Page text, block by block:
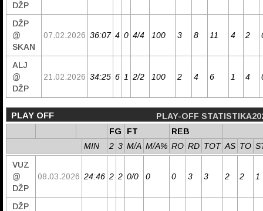
DŽP
DŽP
@
SKAN
07.02.2026 36:07 4 0 4/4 100 3 8 11 4 2
ALJ
@
DŽP
21.02.2026 34:25 6 1 2/2 100 2 4 6 1 4
PLAY OFF
PLAY-OFF
FG
FT
REB
MIN
2 3 M/A M/A% RO RD TOT AS TO
VUZ
@
DŽP
08.03.2026 24:46 2 2 0/0 0 0 3 3 2 2 1
DŽP